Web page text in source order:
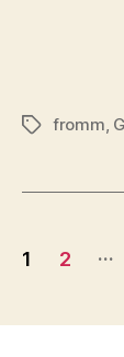
Schlagwörter
fromm,
1 2 …